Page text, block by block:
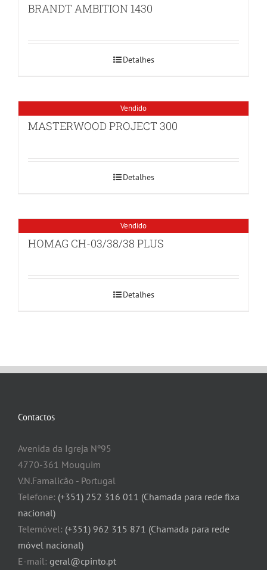
BRANDT AMBITION 1430
Detalhes
Vendido
MASTERWOOD PROJECT 300
Detalhes
Vendido
HOMAG CH-03/38/38 PLUS
Detalhes
Contactos
Avenida da Igreja Nº95
4770-361 Mouquim
V.N.Famalicão - Portugal
Telefone: (+351) 252 316 011 (Chamada para rede fixa
nacional)
Telemóvel: (+351) 962 315 871 (Chamada para rede
móvel nacional)
E-mail: geral@cpinto.pt